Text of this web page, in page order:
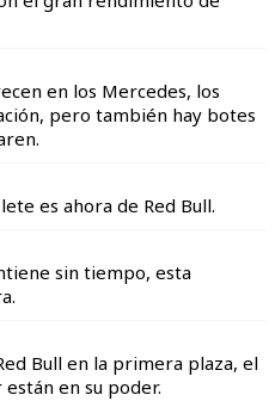
en los Mercedes, los
pero también hay botes
es ahora de Red Bull.
sin tiempo, esta
Bull en la primera plaza, el
en su poder.